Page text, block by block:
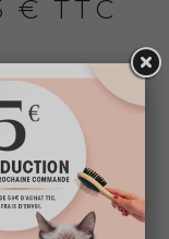
€ TTC